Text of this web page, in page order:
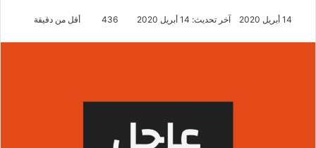
14 أبريل 2020 آخر تحديث: 14 أبريل 2020 436 أقل من دقيقة